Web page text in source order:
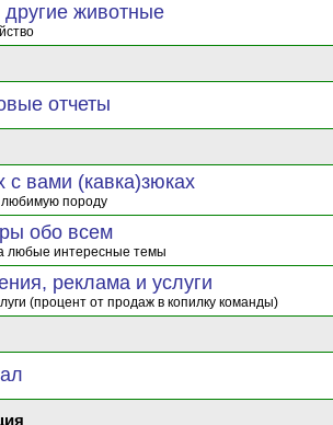
животные
отчеты
вами (кавка)зюках
породу
обо всем
любые интересные темы
реклама и услуги
(процент от продаж в копилку команды)